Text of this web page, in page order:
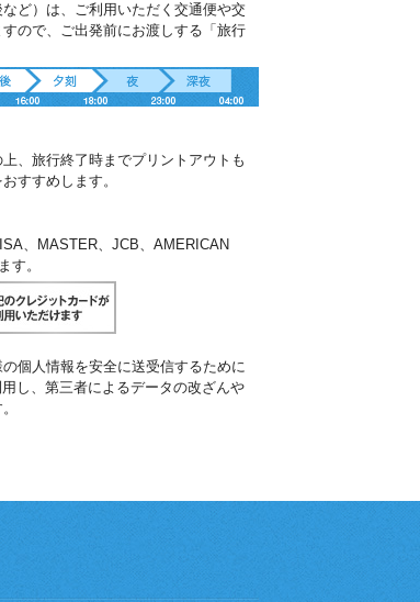
ど）は、ご利用いただく交通便や交
ので、ご出発前にお渡しする「旅行
、旅行終了時までプリントアウトも
すすめします。
、MASTER、JCB、AMERICAN
す。
個人情報を安全に送受信するために
し、第三者によるデータの改ざんや